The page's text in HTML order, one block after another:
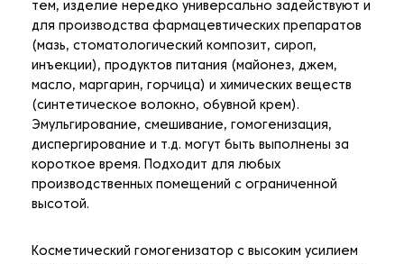
тем, изделие нередко универсально задействуют и
для производства фармацевтических препаратов
(мазь, стоматологический композит, сироп,
инъекции), продуктов питания (майонез, джем,
масло, маргарин, горчица) и химических веществ
(синтетическое волокно, обувной крем).
Эмульгирование, смешивание, гомогенизация,
диспергирование и т.д. могут быть выполнены за
короткое время. Подходит для любых
производственных помещений с ограниченной
высотой.
Косметический гомогенизатор с высоким усилием